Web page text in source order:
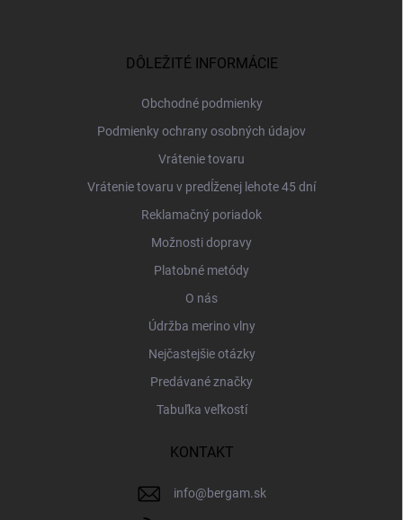
DÔLEŽITÉ INFORMÁCIE
Obchodné podmienky
Podmienky ochrany osobných údajov
Vrátenie tovaru
Vrátenie tovaru v predĺženej lehote 45 dní
Reklamačný poriadok
Možnosti dopravy
Platobné metódy
O nás
Údržba merino vlny
Nejčastejšie otázky
Predávané značky
Tabuľka veľkostí
KONTAKT
info@bergam.sk